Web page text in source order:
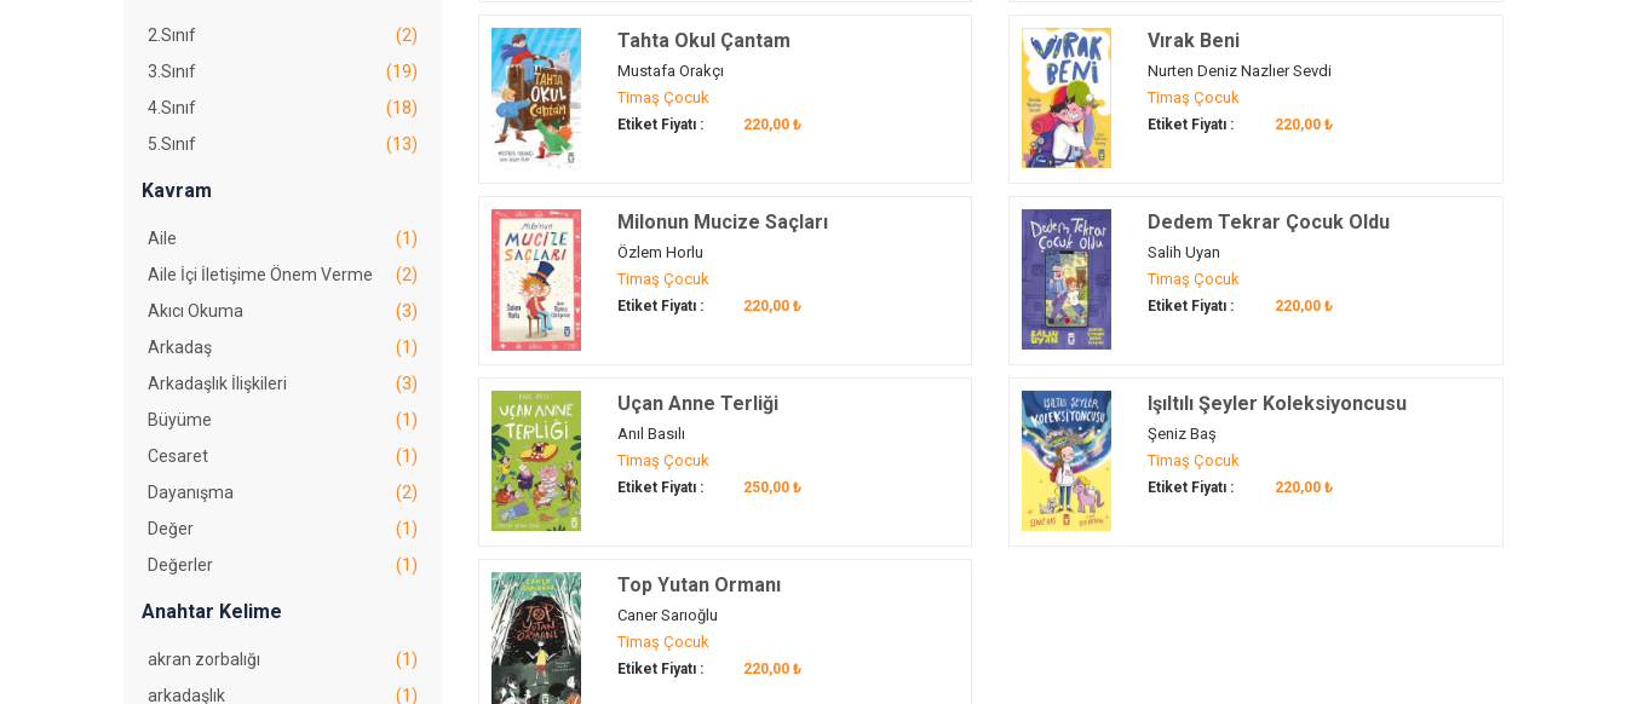
2.Sınıf
(2)
3.Sınıf
(19)
4.Sınıf
(18)
5.Sınıf
(13)
Kavram
Aile
(1)
Aile İçi İletişime Önem Verme
(2)
Akıcı Okuma
(3)
Arkadaş
(1)
Arkadaşlık İlişkileri
(3)
Büyüme
(1)
Cesaret
(1)
Dayanışma
(2)
Değer
(1)
Değerler
(1)
Deyim ve Atasözü
Dilimizin Zenginlikleri
(1)
Anahtar Kelime
akran zorbalığı
(1)
arkadaşlık
(1)
Tahta Okul Çantam
Mustafa Orakçı
Timaş Çocuk
Etiket Fiyatı : 220,00 ₺
Vırak Beni
Nurten Deniz Nazlıer Sevdi
Timaş Çocuk
Etiket Fiyatı : 220,00 ₺
Milonun Mucize Saçları
Özlem Horlu
Timaş Çocuk
Etiket Fiyatı : 220,00 ₺
Dedem Tekrar Çocuk Oldu
Salih Uyan
Timaş Çocuk
Etiket Fiyatı : 220,00 ₺
Uçan Anne Terliği
Anıl Basılı
Timaş Çocuk
Etiket Fiyatı : 250,00 ₺
Işıltılı Şeyler Koleksiyoncusu
Şeniz Baş
Timaş Çocuk
Etiket Fiyatı : 220,00 ₺
Top Yutan Ormanı
Caner Sarıoğlu
Timaş Çocuk
Etiket Fiyatı : 220,00 ₺